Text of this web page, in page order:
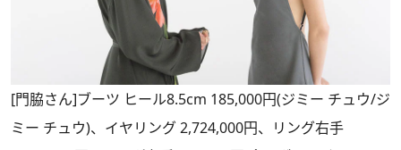
[門脇さん]ブーツ ヒール8.5cm 185,000円(ジミー チュウ/ジ
ミー チュウ)、イヤリング 2,724,000円、リング右手